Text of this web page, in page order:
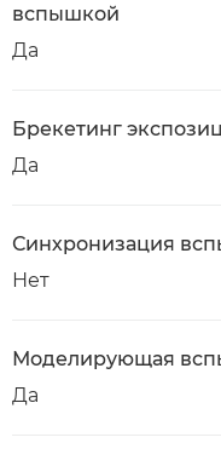
вспышкой
Да
Брекетинг
Да
Синхронизация
Нет
Моделирующая
Да